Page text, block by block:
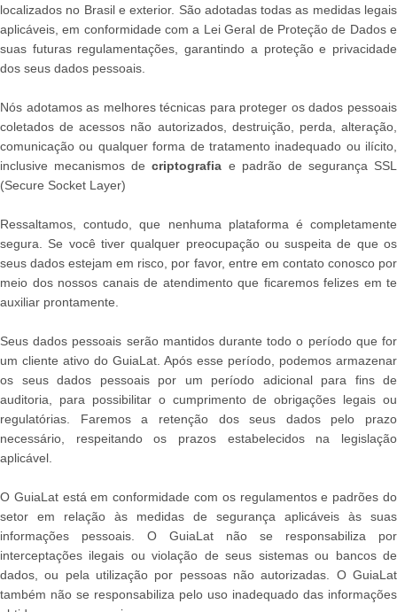
localizados no Brasil e exterior. São adotadas todas as medidas legais
aplicáveis, em conformidade com a Lei Geral de Proteção de Dados e
suas futuras regulamentações, garantindo a proteção e privacidade
dos seus dados pessoais.
Nós adotamos as melhores técnicas para proteger os dados pessoais
coletados de acessos não autorizados, destruição, perda, alteração,
comunicação ou qualquer forma de tratamento inadequado ou ilícito,
inclusive mecanismos decriptografia e padrão de segurança SSL
(Secure Socket Layer)
Ressaltamos, contudo, que nenhuma plataforma é completamente
segura. Se você tiver qualquer preocupação ou suspeita de que os
seus dados estejam em risco, por favor, entre em contato conosco por
meio dos nossos canais de atendimento que ficaremos felizes em te
auxiliar prontamente.
Seus dados pessoais serão mantidos durante todo o período que for
um cliente ativo do GuiaLat. Após esse período, podemos armazenar
os seus dados pessoais por um período adicional para fins de
auditoria, para possibilitar o cumprimento de obrigações legais ou
regulatórias. Faremos a retenção dos seus dados pelo prazo
necessário, respeitando os prazos estabelecidos na legislação
aplicável.
O GuiaLat está em conformidade com os regulamentos e padrões do
setor em relação às medidas de segurança aplicáveis às suas
informações pessoais. O GuiaLat não se responsabiliza por
interceptações ilegais ou violação de seus sistemas ou bancos de
dados, ou pela utilização por pessoas não autorizadas. O GuiaLat
também não se responsabiliza pelo uso inadequado das informações